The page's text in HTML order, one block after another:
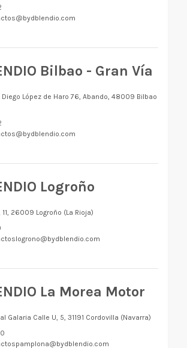
Bilbao - Gran Vía
Diego López de Haro 76, Abando, 48009 Bilbao
Logroño
26009 Logroño (La Rioja)
La Morea Motor
Galaria Calle U, 5, 31191 Cordovilla (Navarra)